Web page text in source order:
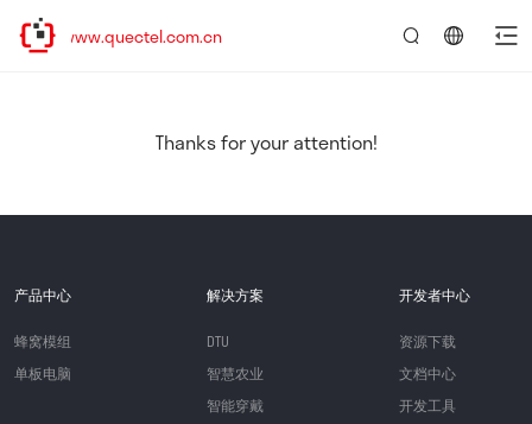
https://www.quectel.com.cn
Thanks for your attention!
产品中心
蜂窝模组
单板电脑
解决方案
DTU
智慧农业
智能穿戴
开发者中心
资源下载
文档中心
开发工具